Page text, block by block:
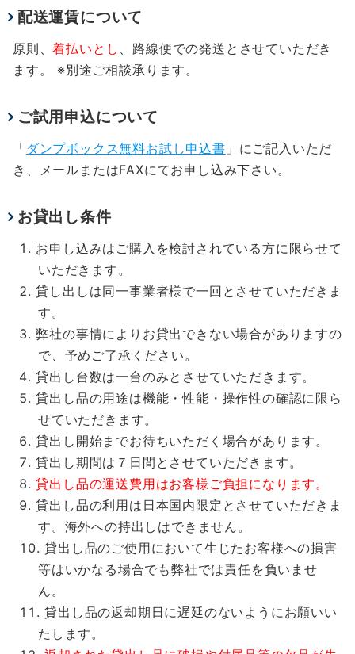
配送運賃について
原則、着払いとし
、路線便での発送とさせていただき
ます。 ※別途ご相談承ります。
ご試用申込について
「 ダンプボックス無料お試し申込書 」にご記入いただ
き、メールまたはFAXにてお申し込み下さい。
お貸出し条件
お申し込みはご購入を検討されている方に限らせて
いただきます。
貸し出しは同一事業者様で一回とさせていただきま
す。
弊社の事情によりお貸出できない場合がありますの
で、予めご了承ください。
貸出し台数は一台のみとさせていただきます。
貸出し品の用途は機能・性能・操作性の確認に限ら
せていただきます。
貸出し開始までお待ちいただく場合があります。
貸出し期間は７日間とさせていただきます。
貸出し品の運送費用はお客様ご負担になります。
貸出し品の利用は日本国内限定とさせていただきま
す。海外への持出しはできません。
貸出し品のご使用において生じたお客様への損害
等はいかなる場合でも弊社では責任を負いませ
ん。
貸出し品の返却期日に遅延のないようにお願いい
たします。